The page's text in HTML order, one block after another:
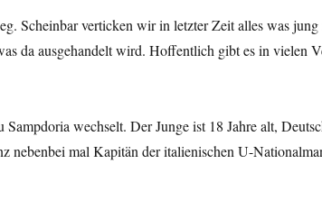
Scheinbar verticken wir in letzter Zeit alles was
da ausgehandelt wird. Hoffentlich gibt es in vielen
wechselt. Der Junge ist 18 Jahre alt,
nebenbei mal Kapitän der italienischen U-